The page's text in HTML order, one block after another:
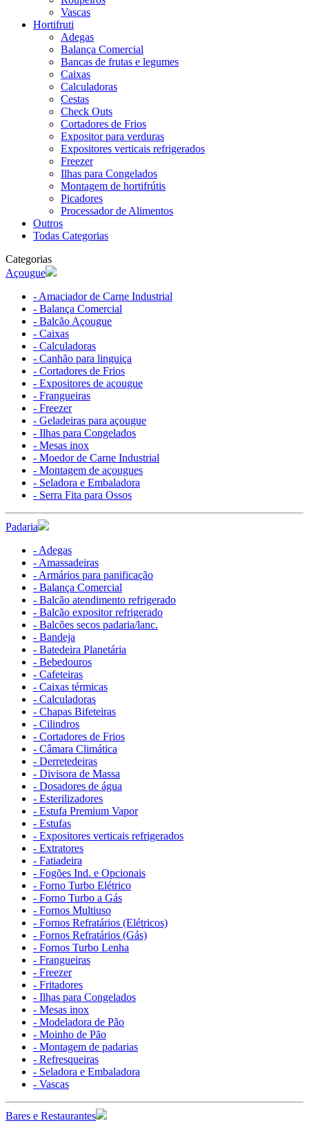
Vascas
Hortifruti
Adegas
Balança Comercial
Bancas de frutas e legumes
Caixas
Calculadoras
Cestas
Check Outs
Cortadores de Frios
Expositor para verduras
Expositores verticais refrigerados
Freezer
Ilhas para Congelados
Montagem de hortifrútis
Picadores
Processador de Alimentos
Outros
Todas Categorias
Categorias
Açougue
- Amaciador de Carne Industrial
- Balança Comercial
- Balcão Açougue
- Caixas
- Calculadoras
- Canhão para linguiça
- Cortadores de Frios
- Expositores de açougue
- Frangueiras
- Freezer
- Geladeiras para açougue
- Ilhas para Congelados
- Mesas inox
- Moedor de Carne Industrial
- Montagem de açougues
- Seladora e Embaladora
- Serra Fita para Ossos
Padaria
- Adegas
- Amassadeiras
- Armários para panificação
- Balança Comercial
- Balcão atendimento refrigerado
- Balcão expositor refrigerado
- Balcões secos padaria/lanc.
- Bandeja
- Batedeira Planetária
- Bebedouros
- Cafeteiras
- Caixas térmicas
- Calculadoras
- Chapas Bifeteiras
- Cilindros
- Cortadores de Frios
- Câmara Climática
- Derretedeiras
- Divisora de Massa
- Dosadores de água
- Esterilizadores
- Estufa Premium Vapor
- Estufas
- Expositores verticais refrigerados
- Extratores
- Fatiadeira
- Fogões Ind. e Opcionais
- Forno Turbo Elétrico
- Forno Turbo a Gás
- Fornos Multiuso
- Fornos Refratários (Elétricos)
- Fornos Refratários (Gás)
- Fornos Turbo Lenha
- Frangueiras
- Freezer
- Fritadores
- Ilhas para Congelados
- Mesas inox
- Modeladora de Pão
- Moinho de Pão
- Montagem de padarias
- Refresqueiras
- Seladora e Embaladora
- Vascas
Bares e Restaurantes